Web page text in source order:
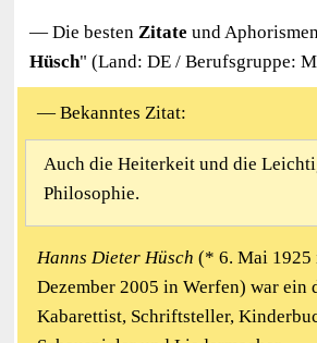
— Die besten Zitate und
Hüsch" (Land: DE / Berufsgruppe:
— Bekanntes Zitat:
Auch die Heiterkeit und die
Philosophie.
Hanns Dieter Hüsch (* 6. Mai 1925
Dezember 2005 in Werfen) war ein
Kabarettist, Schriftsteller,